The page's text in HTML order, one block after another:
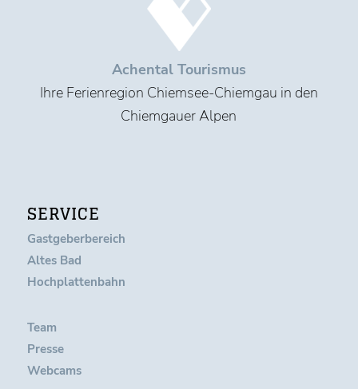
Achental Tourismus
Ihre Ferienregion Chiemsee-Chiemgau in den
Chiemgauer Alpen
SERVICE
Gastgeberbereich
Altes Bad
Hochplattenbahn
Team
Presse
Webcams